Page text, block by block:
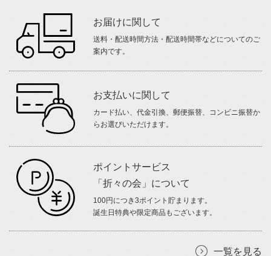
お届けに関して
送料・配送時間方法・配送時間帯などについてのご
案内です。
お支払いに関して
カード払い、代金引換、郵便振替、コンビニ振替か
らお選びいただけます。
ポイントサービス
「折々の会」について
100円につき3ポイント貯まります。
誕生日特典や限定商品もございます。
一覧を見る